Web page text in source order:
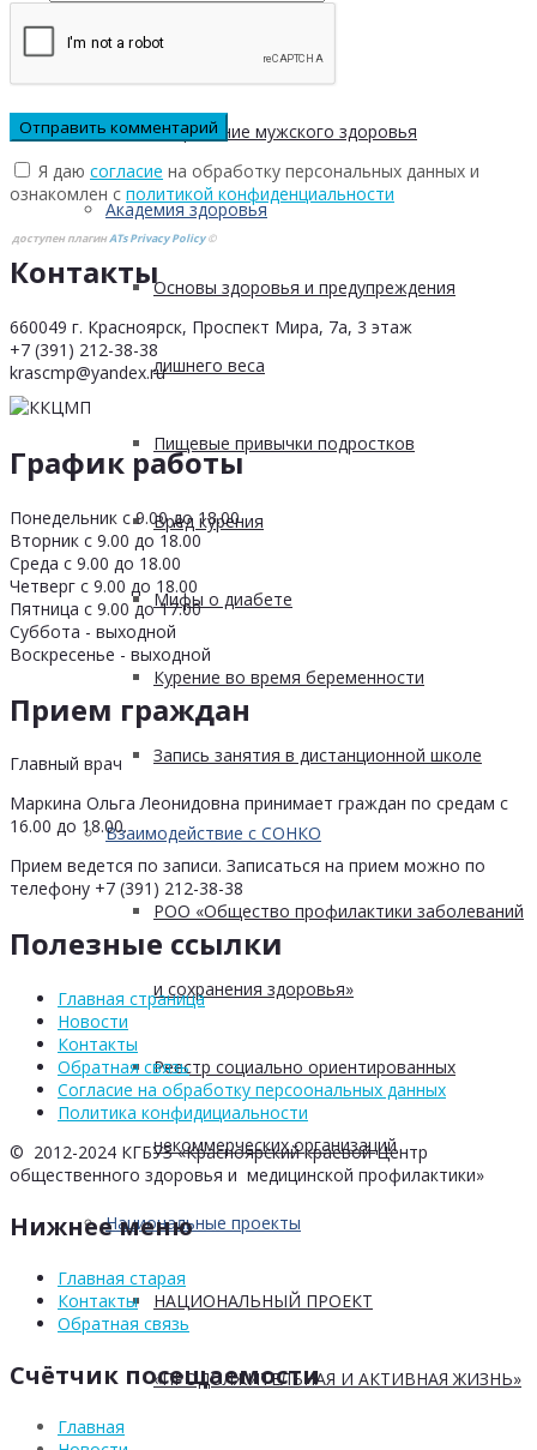
Стресс и здоровье
Сохранение мужского здоровья
Академия здоровья
Основы здоровья и предупреждения
лишнего веса
Пищевые привычки подростков
Вред курения
Мифы о диабете
Курение во время беременности
Запись занятия в дистанционной школе
Взаимодействие с СОНКО
РОО «Общество профилактики заболеваний
и сохранения здоровья»
Реестр социально ориентированных
некоммерческих организаций
Национальные проекты
НАЦИОНАЛЬНЫЙ ПРОЕКТ
«ПРОДОЛЖИТЕЛЬНАЯ И АКТИВНАЯ ЖИЗНЬ»
Я даю согласие на обработку персональных данных и
ознакомлен с политикой конфиденциальности
доступен плагинATs Privacy Policy©
Контакты
660049 г. Красноярск, Проспект Мира, 7а, 3 этаж
+7 (391) 212-38-38
krascmp@yandex.ru
График работы
Понедельник с 9.00 до 18.00
Вторник с 9.00 до 18.00
Среда с 9.00 до 18.00
Четверг с 9.00 до 18.00
Пятница с 9.00 до 17.00
Суббота - выходной
Воскресенье - выходной
Прием граждан
Главный врач
Маркина Ольга Леонидовна принимает граждан по средам с
16.00 до 18.00.
Прием ведется по записи. Записаться на прием можно по
телефону +7 (391) 212-38-38
Полезные ссылки
Главная страница
Новости
Контакты
Обратная связь
Согласие на обработку персоональных данных
Политика конфидициальности
© 2012-2024 КГБУЗ «Красноярский краевой Центр
общественного здоровья и медицинской профилактики»
Нижнее меню
Главная старая
Контакты
Обратная связь
Счётчик посещаемости
Главная